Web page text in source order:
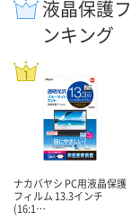
液晶保護
ンキング
ナカバヤシ PC用液晶保護
フィルム 13.3インチ
(16:1…